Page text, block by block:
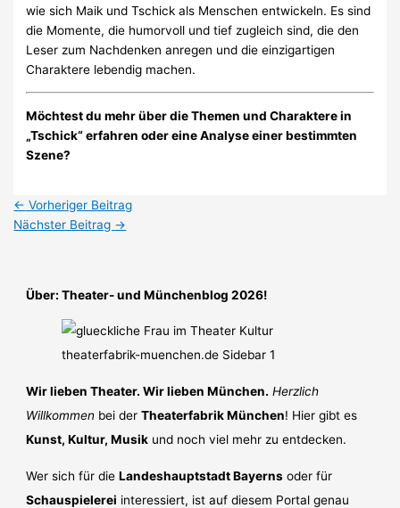
wie sich Maik und Tschick als Menschen entwickeln. Es sind
die Momente, die humorvoll und tief zugleich sind, die den
Leser zum Nachdenken anregen und die einzigartigen
Charaktere lebendig machen.
Möchtest du mehr über die Themen und Charaktere in
„Tschick“ erfahren oder eine Analyse einer bestimmten
Szene?
← Vorheriger Beitrag
Nächster Beitrag →
Über: Theater- und Münchenblog 2026!
Wir lieben Theater. Wir lieben München. Herzlich
Willkommen bei derTheaterfabrik München! Hier gibt es
Kunst, Kultur, Musik und noch viel mehr zu entdecken.
Wer sich für dieLandeshauptstadt Bayerns oder für
Schauspielerei interessiert, ist auf diesem Portal genau